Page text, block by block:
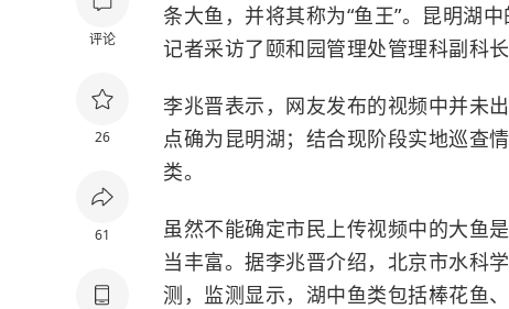
评论
26
61
条大鱼，并将其称为“鱼王”。昆明湖
记者采访了颐和园管理处管理科副科长
李兆晋表示，网友发布的视频中并未
点确为昆明湖；结合现阶段实地巡查
类。
虽然不能确定市民上传视频中的大鱼
当丰富。据李兆晋介绍，北京市水科
测，监测显示，湖中鱼类包括棒花鱼